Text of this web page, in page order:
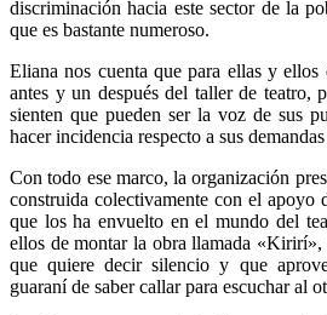
discriminación hacia este sector de la
que es bastante numeroso.
Eliana nos cuenta que para ellas y
antes y un después del taller de teatro,
sienten que pueden ser la voz de sus
hacer incidencia respecto a sus
Con todo ese marco, la organización
construida colectivamente con el apoyo
que los ha envuelto en el mundo del
ellos de montar la obra llamada
que quiere decir silencio y que
guaraní de saber callar para escuchar al